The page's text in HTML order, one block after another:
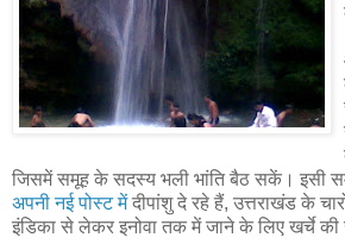
जिसमें समूह के सदस्य भली भांति बैठ सकें। इसी
अपनी नई पोस्ट मेंदीपांशु दे रहे हैं, उत्तराखंड के
इंडिका से लेकर इनोवा तक में जाने के लिए खर्चे की